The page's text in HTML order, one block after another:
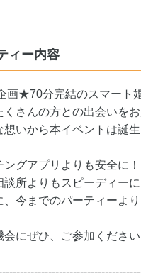
ィー内容
画★70分完結のスマート
くさんの方との出会いをお
想いから本イベントは誕生
ングアプリよりも安全に！
談所よりもスピーディーに
、今までのパーティーよ
会にぜひ、ご参加くださ